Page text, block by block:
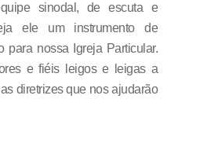
sinodal, de escuta e
ele um instrumento de
para nossa Igreja Particular.
e fiéis leigos e leigas a
diretrizes que nos ajudarão